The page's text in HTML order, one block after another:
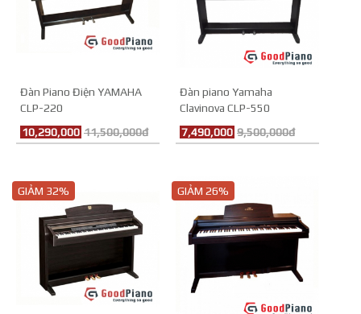
Đàn Piano Điện YAMAHA
CLP-220
10,290,000 11,500,000đ
Đàn piano Yamaha
Clavinova CLP-550
7,490,000 9,500,000đ
GIẢM 32% GIẢM 26%